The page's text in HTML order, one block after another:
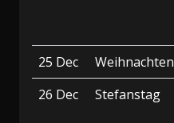
25 Dec
Weihnachten
26 Dec
Stefanstag